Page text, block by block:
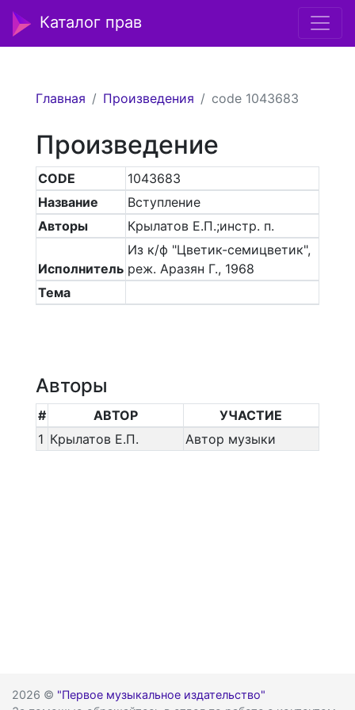
Каталог прав
Главная Произведения code 1043683
Произведение
CODE
1043683
Название
Вступление
Авторы
Крылатов Е.П.;инстр. п.
Исполнитель
Из к/ф "Цветик-семицветик",
реж. Аразян Г., 1968
Тема
Авторы
# АВТОР
УЧАСТИЕ
1 Крылатов Е.П. Автор музыки
2026 © "Первое музыкальное издательство"